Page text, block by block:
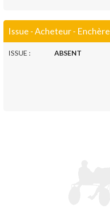
Issue - Acheteur - Enchère
ISSUE : ABSENT